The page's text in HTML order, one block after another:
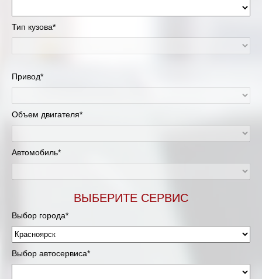
Тип кузова*
Привод*
Объем двигателя*
Автомобиль*
ВЫБЕРИТЕ СЕРВИС
Выбор города*
Выбор автосервиса*